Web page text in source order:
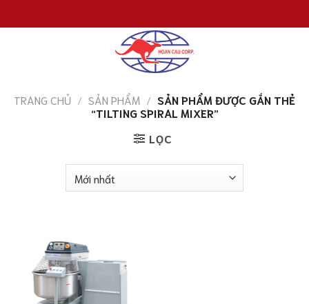
đến
TRANG CHỦ / SẢN PHẨM / SẢN PHẨM ĐƯỢC GẮN THẺ
“TILTING SPIRAL MIXER”
LỌC